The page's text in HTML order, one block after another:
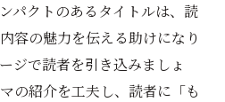
パクトのあるタイトルは、読
容の魅力を伝える助けになり
ジで読者を引き込みましょ
の紹介を工夫し、読者に「も